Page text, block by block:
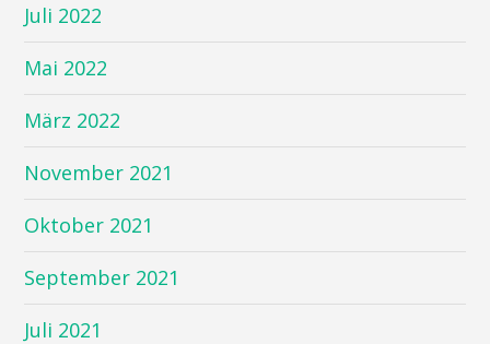
Juli 2022
Mai 2022
März 2022
November 2021
Oktober 2021
September 2021
Juli 2021